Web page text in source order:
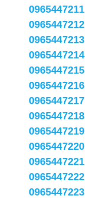
0965447211
0965447212
0965447213
0965447214
0965447215
0965447216
0965447217
0965447218
0965447219
0965447220
0965447221
0965447222
0965447223